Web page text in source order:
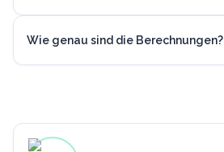
Wie genau sind die Berechnungen?